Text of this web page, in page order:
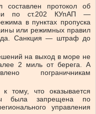
протокол об
по ст.202 КУпАП —
в пунктах пропуска
или режимных правил
Санкция — штраф до
на выход в море не
2 миль от берега. А
пограничникам
тому, что оказывается
была запрещена по
управления